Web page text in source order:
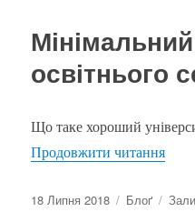
освітнього
Що таке хороший
Продовжити читання
Оприлюднено
18 Липня 2018 Категорії
Блоґ